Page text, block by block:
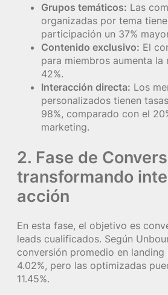
Grupos temáticos: Las
organizadas por tema
participación un 37%
Contenido exclusivo: El
para miembros aumenta la
42%.
Interacción directa: Los
personalizados tienen
98%, comparado con el
marketing.
2. Fase de
transformando
acción
En esta fase, el objetivo es
leads cualificados. Según
conversión promedio en landing
4.02%, pero las optimizadas
11.45%.